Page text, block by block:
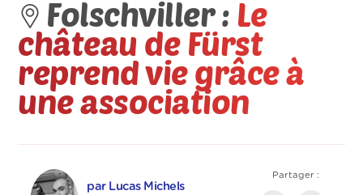
Folschviller : Le
château de Fürst
reprend vie grâce à
une association
par Lucas Michels
Partager :